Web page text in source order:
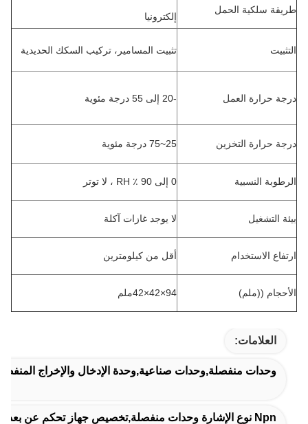
طريقة سلكية الحمل
إلكترونيا
التثبيت تثبيت المسامير، تركيب السكك الحديدية
درجة حرارة العمل
درجة حرارة التخزين 25~75 درجة مئوية
الرطوبة النسبية 0 إلى 90 ٪ RH ، لا توتر
بيئة التشغيل لا يوجد غازات آكلة
ارتفاع الاستخدام أقل من كيلومترين
الأحجام ((ملم) 94×42×42ملم
العلامات:
وحدات منفصلة,وحدات صناعية,وحدة الإدخال والإخراج المنفصلة
Npn نوع الإشارة وحدات منفصلة,تخصيص جهاز تحكم عن بعد,وحدات التوفير المنفصلة I/O عن بعد